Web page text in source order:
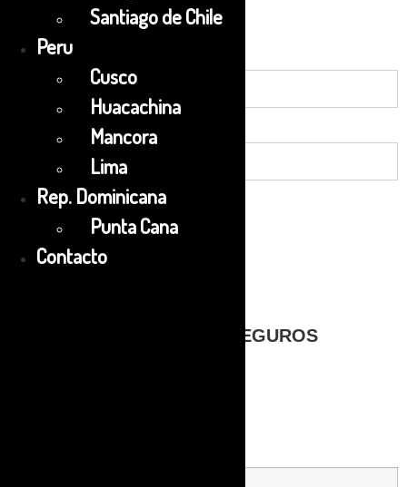
día(s)
Mayor a 8 Años
Menor (4 a 8 años)
Pagar un depósito de
Reservar
PAGOS SEGUROS
Santiago de Chile
Peru
Cusco
Huacachina
Mancora
Lima
Rep. Dominicana
Punta Cana
Contacto